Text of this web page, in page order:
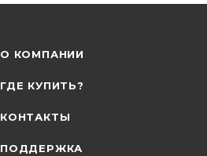
О КОМПАНИИ
ГДЕ КУПИТЬ?
КОНТАКТЫ
ПОДДЕРЖКА